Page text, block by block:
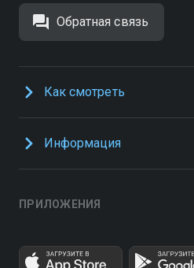
Обратная связь
Как смотреть
Информация
ПРИЛОЖЕНИЯ